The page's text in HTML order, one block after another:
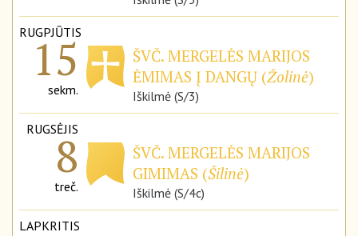
RUGPJŪTIS
15
sekm.
ŠVČ. MERGELĖS MARIJOS
ĖMIMAS Į DANGŲ (Žolinė)
Iškilmė (S/3)
RUGSĖJIS
8
treč.
ŠVČ. MERGELĖS MARIJOS
GIMIMAS (Šilinė)
Iškilmė (S/4c)
LAPKRITIS